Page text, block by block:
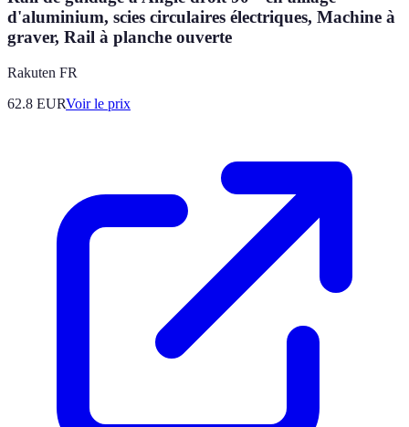
d'aluminium, scies circulaires électriques, Machine à
graver, Rail à planche ouverte
Rakuten FR
62.8 EURVoir le prix